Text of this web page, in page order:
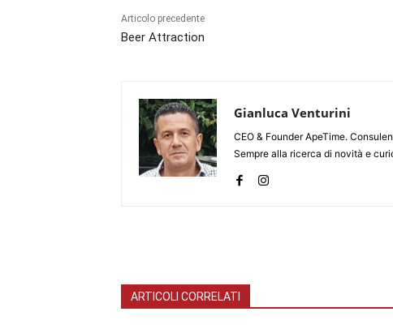
Articolo precedente
Beer Attraction
Gianluca Venturini
CEO & Founder ApeTime.
Sempre alla ricerca di novità e
ARTICOLI CORRELATI